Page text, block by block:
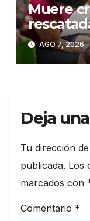
Muere
recibir
AGO 7, 2026
Deja
Tu dirección
publicada. Los
marcados con
Comentario *